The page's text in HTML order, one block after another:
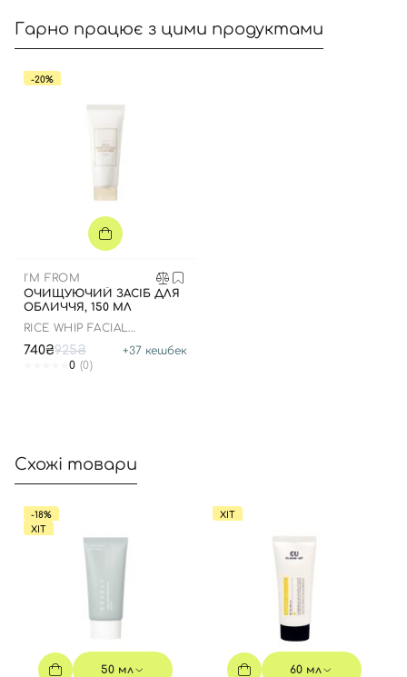
Гарно працює з цими продуктами
-20%
I'M FROM
ОЧИЩУЮЧИЙ ЗАСІБ ДЛЯ
ОБЛИЧЧЯ, 150 МЛ
RICE WHIP FACIAL
740₴925₴ +37 кешбек
0 (0)
Схожі товари
-18%
ХІТ
50 мл
ХІТ
60 мл
Вхід
Увійти за допомогою e-mail